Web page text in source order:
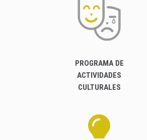
PROGRAMA DE
ACTIVIDADES
CULTURALES